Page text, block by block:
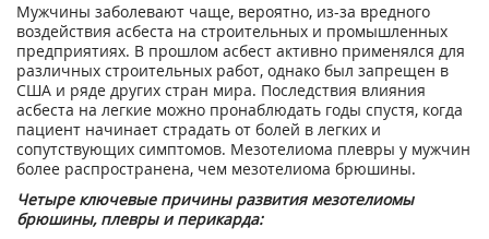
Мужчины заболевают чаще, вероятно, из-за вредного
воздействия асбеста на строительных и промышленных
предприятиях. В прошлом асбест активно применялся для
различных строительных работ, однако был запрещен в
США и ряде других стран мира. Последствия влияния
асбеста на легкие можно пронаблюдать годы спустя, когда
пациент начинает страдать от болей в легких и
сопутствующих симптомов. Мезотелиома плевры у мужчин
более распространена, чем мезотелиома брюшины.
Четыре ключевые причины развития мезотелиомы
брюшины, плевры и перикарда: